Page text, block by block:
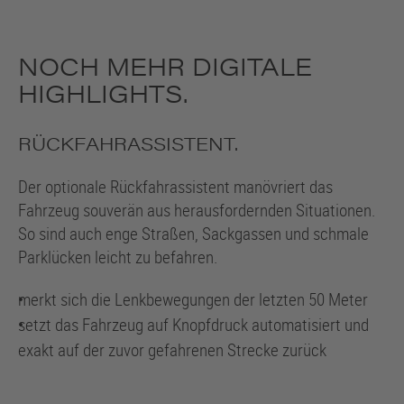
NOCH MEHR DIGITALE
HIGHLIGHTS.
RÜCKFAHRASSISTENT.
Der optionale Rückfahrassistent manövriert das
Fahrzeug souverän aus herausfordernden Situationen.
So sind auch enge Straßen, Sackgassen und schmale
Parklücken leicht zu befahren.
•
merkt sich die Lenkbewegungen der letzten 50 Meter
•
setzt das Fahrzeug auf Knopfdruck automatisiert und
exakt auf der zuvor gefahrenen Strecke zurück